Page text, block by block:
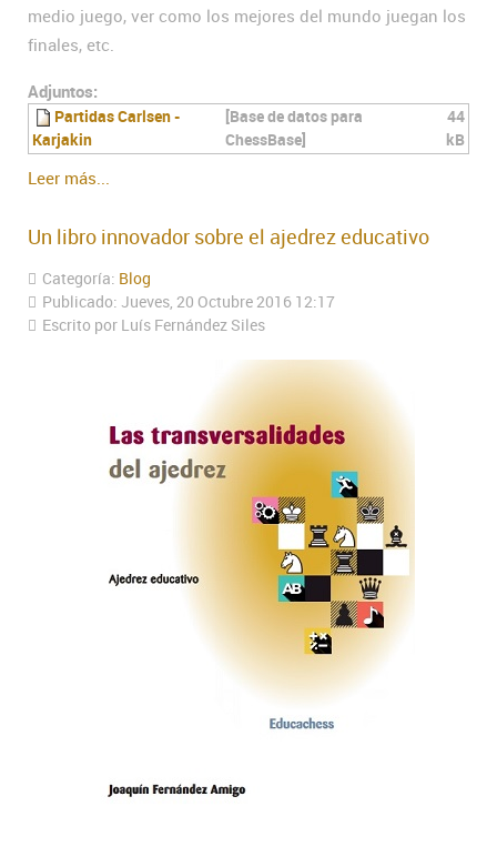
medio juego, ver como los mejores del mundo juegan los
finales, etc.
Adjuntos:
Partidas Carlsen -
Karjakin
[Base de datos para
ChessBase]
44
kB
Leer más...
Un libro innovador sobre el ajedrez educativo
Categoría: Blog
Publicado: Jueves, 20 Octubre 2016 12:17
Escrito por Luís Fernández Siles